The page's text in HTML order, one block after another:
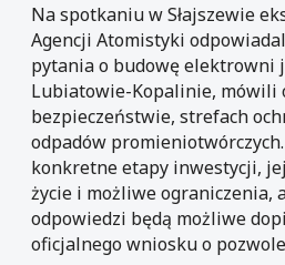
Na spotkaniu w Słajszewie
Agencji Atomistyki
pytania o budowę elektrowni
Lubiatowie-Kopalinie, mówili
bezpieczeństwie, strefach
odpadów
konkretne etapy inwestycji,
życie i możliwe ograniczenia,
odpowiedzi będą możliwe
oficjalnego wniosku o